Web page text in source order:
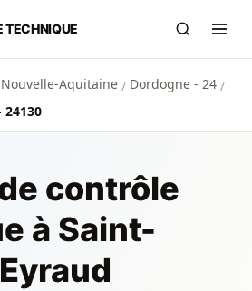
TECHNIQUE
Nouvelle-Aquitaine / Dordogne - 24 /
24130
contrôle
à Saint-